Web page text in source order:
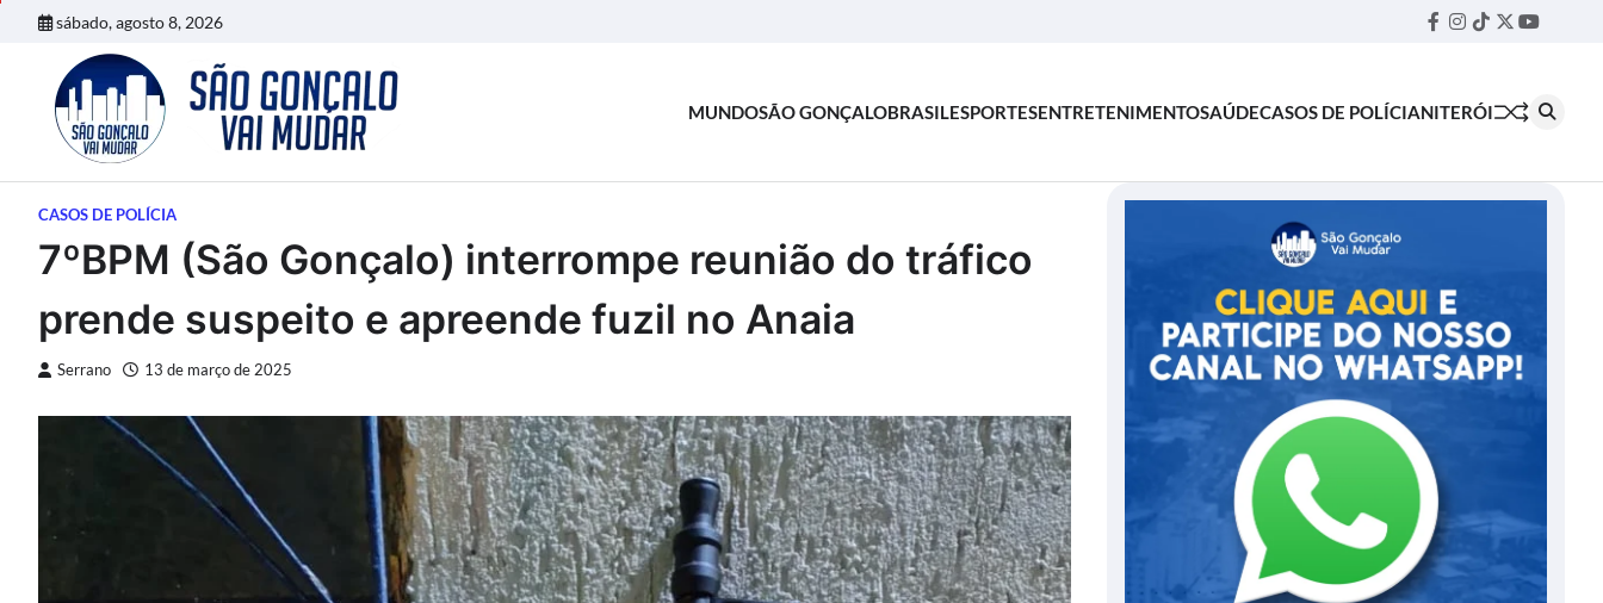
sábado, agosto 8, 2026 Facebook
Instagram
TikTok
TwitterYouTube
MUNDOSÃO GONÇALOBRASILESPORTESENTRETENIMENTOSAÚDECASOS DE POLÍCIANITERÓI
CASOS DE POLÍCIA
7ºBPM (São Gonçalo) interrompe reunião do tráfico
prende suspeito e apreende fuzil no Anaia
Serrano 13 de março de 2025